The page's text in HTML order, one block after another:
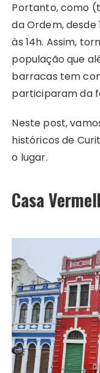
Portanto, como
da Ordem, desde
às 14h. Assim,
população que
barracas tem
participaram da
Neste post,
históricos de
o lugar.
Casa